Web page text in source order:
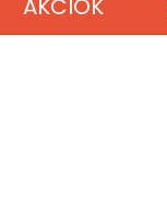
AKCIÓK